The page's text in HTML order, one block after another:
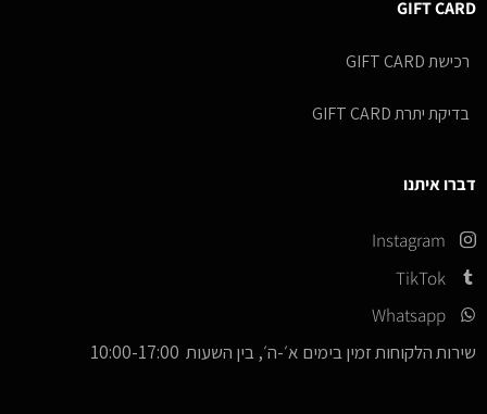
GIFT CARD
רכישת GIFT CARD
בדיקת יתרת GIFT CARD
דברו איתנו
Instagram
TikTok
Whatsapp
שירות הלקוחות זמין בימים א׳-ה׳, בין השעות 10:00-17:00